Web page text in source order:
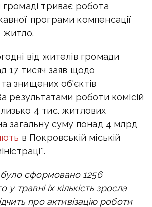
громаді триває робота
програми компенсації
житло.
від жителів громади
17 тисяч заяв щодо
знищених об'єктів
результатами роботи комісій
4 тис. житлових
загальну суму понад 4 млрд
в Покровській міській
було сформовано 1256
у травні їх кількість зросла
про активізацію роботи